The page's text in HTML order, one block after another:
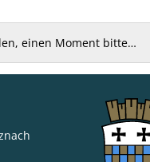
einen Moment bitte…